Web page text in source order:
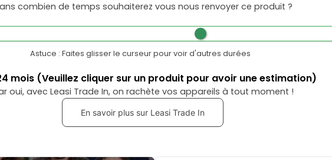
combien de temps souhaiterez vous nous renvoyer ce produit ?
Astuce : Faites glisser le curseur pour voir d'autres durées
mois (Veuillez cliquer sur un produit pour avoir une estimation)
oui, avec Leasi Trade In, on rachète vos appareils à tout moment !
En savoir plus sur Leasi Trade In